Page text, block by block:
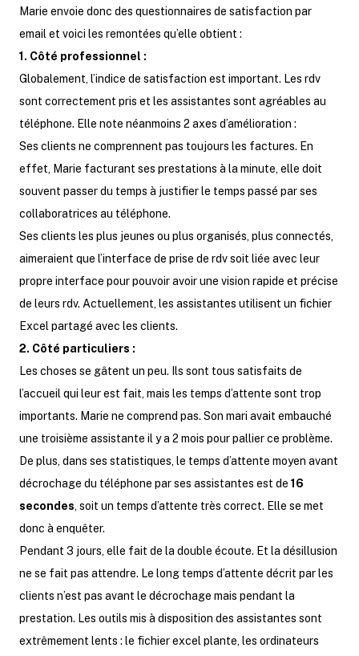
Marie envoie donc des questionnaires de satisfaction par
email et voici les remontées qu’elle obtient :
1. Côté professionnel :
Globalement, l’indice de satisfaction est important. Les rdv
sont correctement pris et les assistantes sont agréables au
téléphone. Elle note néanmoins 2 axes d’amélioration :
Ses clients ne comprennent pas toujours les factures. En
effet, Marie facturant ses prestations à la minute, elle doit
souvent passer du temps à justifier le temps passé par ses
collaboratrices au téléphone.
Ses clients les plus jeunes ou plus organisés, plus connectés,
aimeraient que l’interface de prise de rdv soit liée avec leur
propre interface pour pouvoir avoir une vision rapide et précise
de leurs rdv. Actuellement, les assistantes utilisent un fichier
Excel partagé avec les clients.
2. Côté particuliers :
Les choses se gâtent un peu. Ils sont tous satisfaits de
l’accueil qui leur est fait, mais les temps d’attente sont trop
importants. Marie ne comprend pas. Son mari avait embauché
une troisième assistante il y a 2 mois pour pallier ce problème.
De plus, dans ses statistiques, le temps d’attente moyen avant
décrochage du téléphone par ses assistantes est de 16
secondes, soit un temps d’attente très correct. Elle se met
donc à enquêter.
Pendant 3 jours, elle fait de la double écoute. Et la désillusion
ne se fait pas attendre. Le long temps d’attente décrit par les
clients n’est pas avant le décrochage mais pendant la
prestation. Les outils mis à disposition des assistantes sont
extrêmement lents : le fichier excel plante, les ordinateurs